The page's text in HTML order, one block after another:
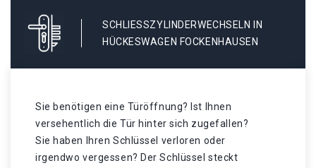
SCHLIESSZYLINDERWECHSELN IN H
ÜCKESWAGEN FOCKENHAUSEN
Sie benötigen eine Türöffnung? Ist Ihnen
versehentlich die Tür hinter sich zugefallen?
Sie haben Ihren Schlüssel verloren oder
irgendwo vergessen? Der Schlüssel steckt